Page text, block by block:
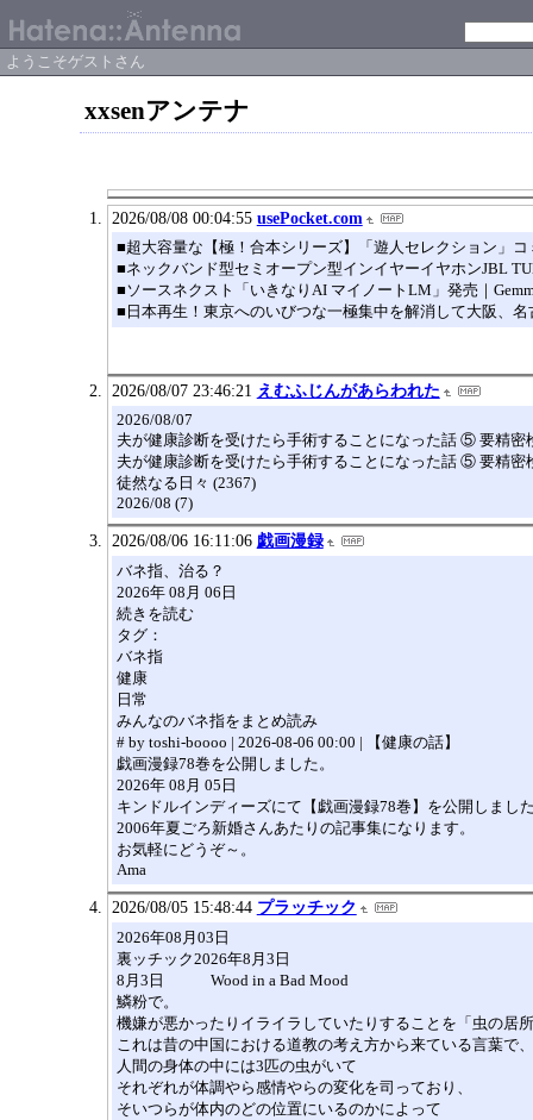
ようこそゲストさん
xxsenアンテナ
2026/08/08 00:04:55 usePocket.com
■超大容量な【極！合本シリーズ】「遊人セレクション」
■ネックバンド型セミオープン型インイヤーイヤホンJBL
■ソースネクスト「いきなりAI マイノートLM」発売｜
■日本再生！東京へのいびつな一極集中を解消して大阪、名
2026/08/07 23:46:21 えむふじんがあらわれた
2026/08/07
夫が健康診断を受けたら手術することになった話 ⑤ 要精密
夫が健康診断を受けたら手術することになった話 ⑤ 要精密
徒然なる日々 (2367)
2026/08 (7)
2026/08/06 16:11:06 戯画漫録
バネ指、治る？
2026年 08月 06日
続きを読む
タグ：
バネ指
健康
日常
みんなのバネ指をまとめ読み
# by toshi-boooo | 2026-08-06 00:00 | 【健康の話】
戯画漫録78巻を公開しました。
2026年 08月 05日
キンドルインディーズにて【戯画漫録78巻】を公開しました
2006年夏ごろ新婚さんあたりの記事集になります。
お気軽にどうぞ～。
Ama
2026/08/05 15:48:44 プラッチック
2026年08月03日
裏ッチック2026年8月3日
8月3日 Wood in a Bad Mood
鱗粉で。
機嫌が悪かったりイライラしていたりすることを「虫の居
これは昔の中国における道教の考え方から来ている言葉で、
人間の身体の中には3匹の虫がいて
それぞれが体調やら感情やらの変化を司っており、
そいつらが体内のどの位置にいるのかによって